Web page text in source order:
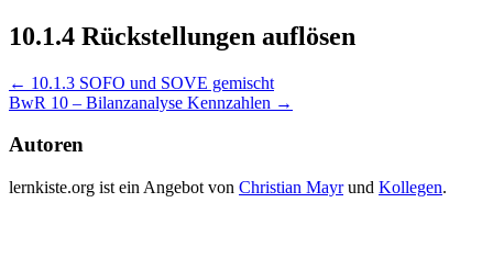
10.1.4 Rückstellungen auflösen
Post
navigation
← 10.1.3 SOFO und SOVE gemischt
BwR 10 – Bilanzanalyse Kennzahlen →
Autoren
lernkiste.org ist ein Angebot von Christian Mayrund Kollegen.